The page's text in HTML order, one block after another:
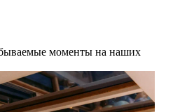
моменты на наших